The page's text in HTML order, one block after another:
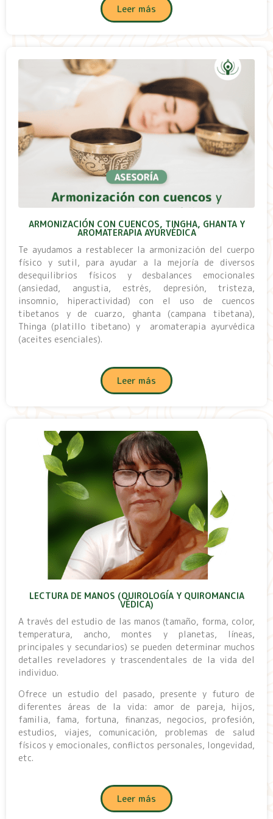
Leer más
ARMONIZACIÓN CON CUENCOS, TINGHA, GHANTA Y
AROMATERAPIA AYURVÉDICA
Te ayudamos a restablecer la armonización del cuerpo
físico y sutil, para ayudar a la mejoría de diversos
desequilibrios físicos y desbalances emocionales
(ansiedad, angustia, estrés, depresión, tristeza,
insomnio, hiperactividad) con el uso de cuencos
tibetanos y de cuarzo, ghanta (campana tibetana),
Thinga (platillo tibetano) y aromaterapia ayurvédica
(aceites esenciales).
Leer más
LECTURA DE MANOS (QUIROLOGÍA Y QUIROMANCIA
VÉDICA)
A través del estudio de las manos (tamaño, forma, color,
temperatura, ancho, montes y planetas, líneas,
principales y secundarios) se pueden determinar muchos
detalles reveladores y trascendentales de la vida del
individuo.
Ofrece un estudio del pasado, presente y futuro de
diferentes áreas de la vida: amor de pareja, hijos,
familia, fama, fortuna, finanzas, negocios, profesión,
estudios, viajes, comunicación, problemas de salud
físicos y emocionales, conflictos personales, longevidad,
etc.
Leer más